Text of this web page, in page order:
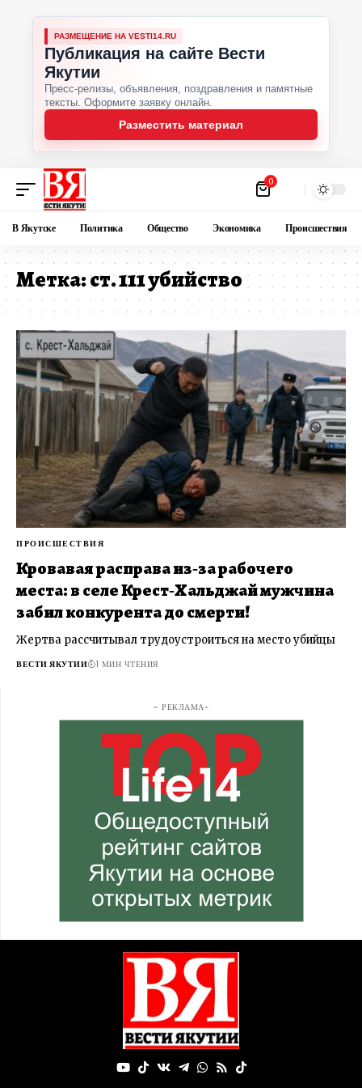
РАЗМЕЩЕНИЕ НА VESTI14.RU
Публикация на сайте Вести
Якутии
Пресс-релизы, объявления, поздравления и памятные
тексты. Оформите заявку онлайн.
Разместить материал
0
В Якутске Политика Общество Экономика Происшествия
Метка:ст. 111 убийство
ПРОИСШЕСТВИЯ
Кровавая расправа из‑за рабочего
места: в селе Крест‑Хальджай мужчина
забил конкурента до смерти!
Жертва рассчитывал трудоустроиться на место убийцы
ВЕСТИ ЯКУТИИ 1 МИН ЧТЕНИЯ
- РЕКЛАМА-